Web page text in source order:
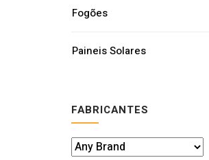
Fogões
Paineis Solares
FABRICANTES